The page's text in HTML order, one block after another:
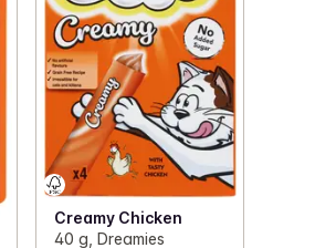
Creamy Chicken
40 g, Dreamies